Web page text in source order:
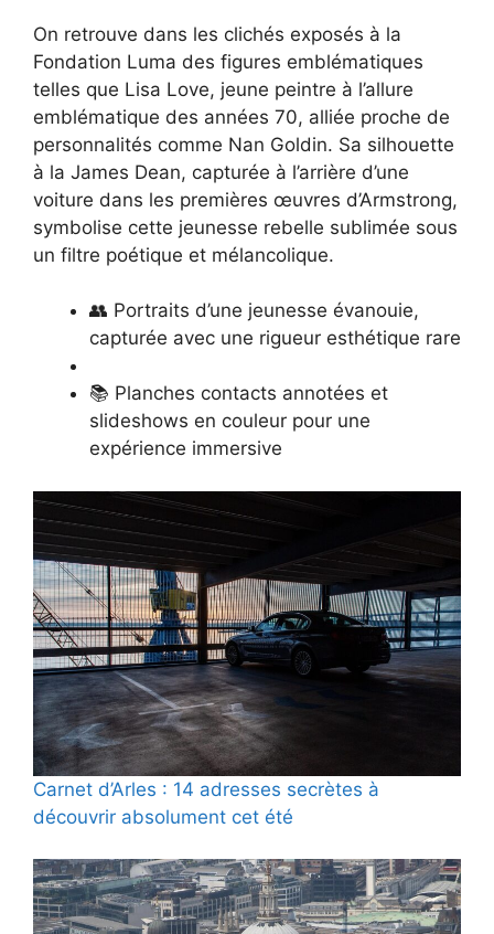
On retrouve dans les clichés exposés à la
Fondation Luma des figures emblématiques
telles que Lisa Love, jeune peintre à l’allure
emblématique des années 70, alliée proche de
personnalités comme Nan Goldin. Sa silhouette
à la James Dean, capturée à l’arrière d’une
voiture dans les premières œuvres d’Armstrong,
symbolise cette jeunesse rebelle sublimée sous
un filtre poétique et mélancolique.
👥 Portraits d’une jeunesse évanouie,
capturée avec une rigueur esthétique rare
📚 Planches contacts annotées et
slideshows en couleur pour une
expérience immersive
Carnet d’Arles : 14 adresses secrètes à
découvrir absolument cet été